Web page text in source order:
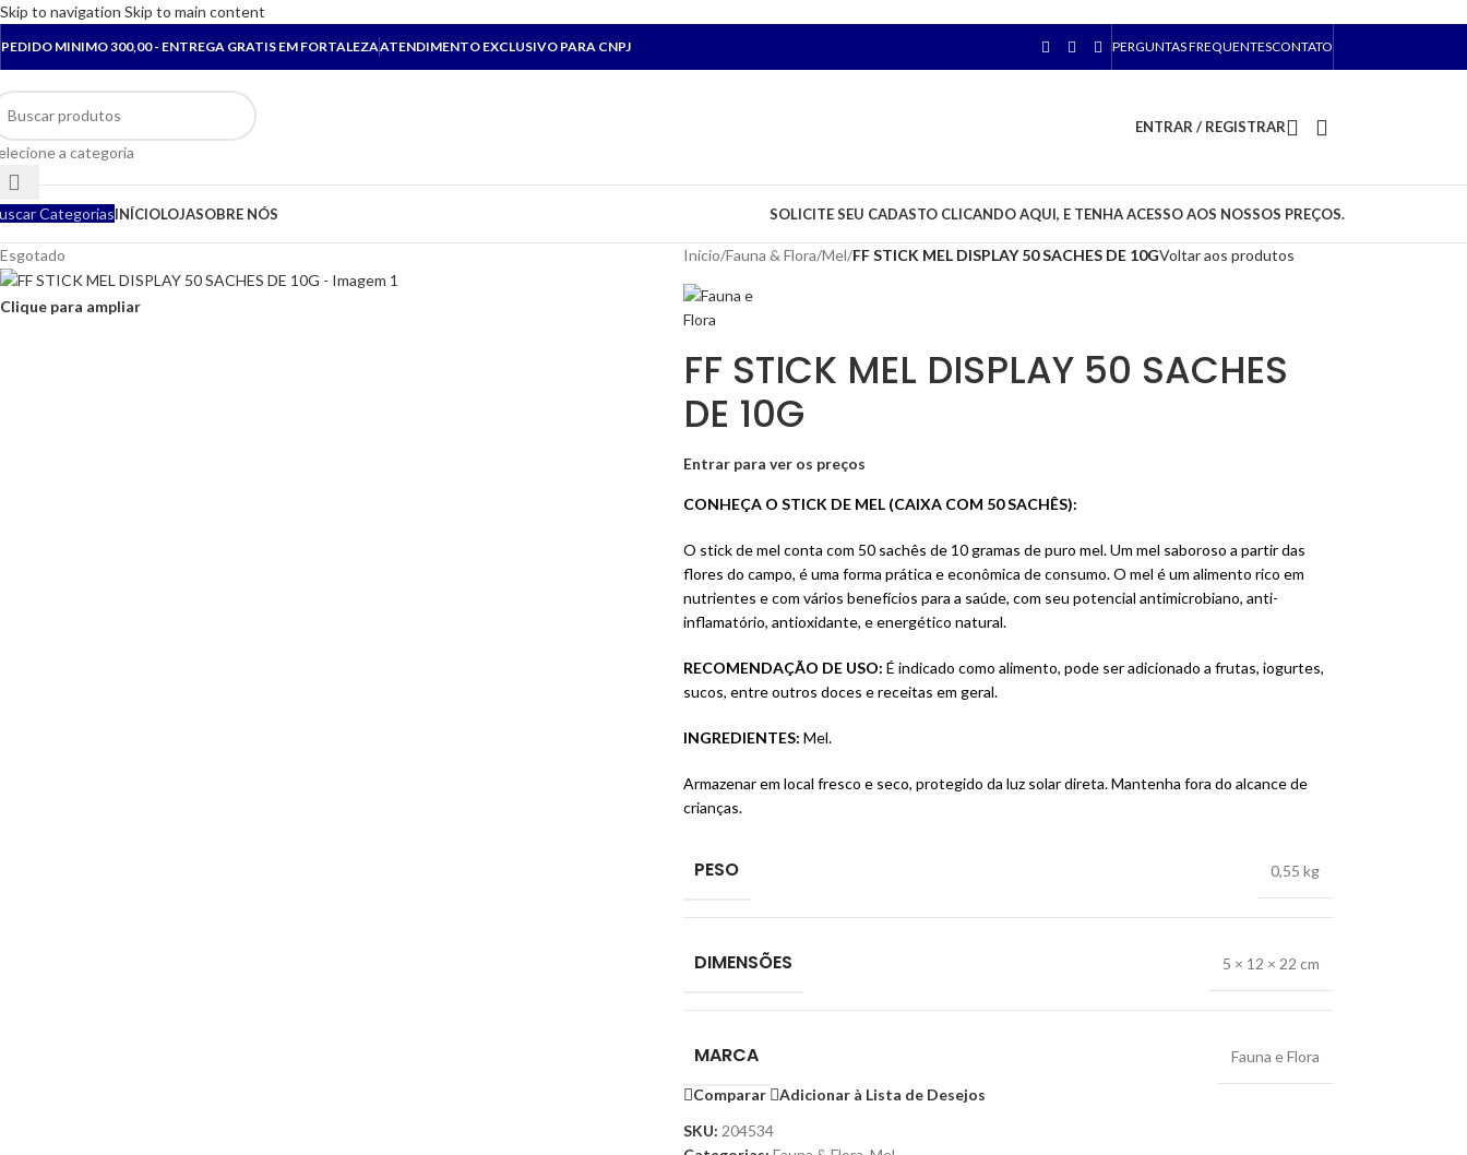
Skip to navigation Skip to main content
PEDIDO MINIMO 300,00 - ENTREGA GRATIS EM FORTALEZAATENDIMENTO EXCLUSIVO PARA CNPJ PERGUNTAS FREQUENTESCONTATO
a categoria
ENTRAR / REGISTRAR
CategoriasINÍCIOLOJASOBRE NÓS SOLICITE SEU CADASTO CLICANDO AQUI, E TENHA ACESSO AOS NOSSOS PREÇOS.
Esgotado
Clique para ampliar
Início/Fauna & Flora/Mel/FF STICK MEL DISPLAY 50 SACHES DE 10GVoltar aos produtos
FF STICK MEL DISPLAY 50 SACHES
DE 10G
Entrar para ver os preços
CONHEÇA O STICK DE MEL (CAIXA COM 50 SACHÊS):
O stick de mel conta com 50 sachês de 10 gramas de puro mel. Um mel saboroso a partir das
flores do campo, é uma forma prática e econômica de consumo. O mel é um alimento rico em
nutrientes e com vários benefícios para a saúde, com seu potencial antimicrobiano, anti-
inflamatório, antioxidante, e energético natural.
RECOMENDAÇÃO DE USO: É indicado como alimento, pode ser adicionado a frutas, iogurtes,
sucos, entre outros doces e receitas em geral.
INGREDIENTES: Mel.
Armazenar em local fresco e seco, protegido da luz solar direta. Mantenha fora do alcance de
crianças.
PESO 0,55 kg
DIMENSÕES 5 × 12 × 22 cm
MARCA Fauna e Flora
Comparar
Adicionar à Lista de Desejos
SKU: 204534